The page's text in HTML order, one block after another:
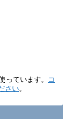
っています。
コ
さい。